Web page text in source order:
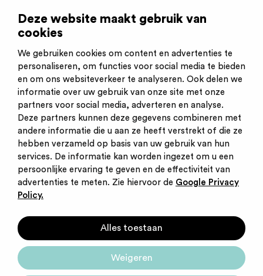
Deze website maakt gebruik van
cookies
We gebruiken cookies om content en advertenties te
personaliseren, om functies voor social media te bieden
en om ons websiteverkeer te analyseren. Ook delen we
informatie over uw gebruik van onze site met onze
partners voor social media, adverteren en analyse.
Deze partners kunnen deze gegevens combineren met
andere informatie die u aan ze heeft verstrekt of die ze
hebben verzameld op basis van uw gebruik van hun
services. De informatie kan worden ingezet om u een
persoonlijke ervaring te geven en de effectiviteit van
advertenties te meten. Zie hiervoor de Google Privacy
Policy.
Alles toestaan
Weigeren
Werkvelden
Gehandicaptenzorg
Jeugdzorg Sociaal Werk
Inschrijven nieuwsbrief
Inloggen
Contact
Privacy statement
Startpunt voor jouw
carrière